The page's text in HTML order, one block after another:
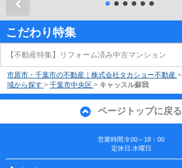
こだわり特集
【不動産特集】リフォーム済み中古マンション
市原市・千葉市の不動産｜株式会社タカショー不動産 >
域から探す > 千葉市中央区 > キャッスル蘇我
ページトップに戻る
営業時間:9:00～18：00
定休日:水曜日